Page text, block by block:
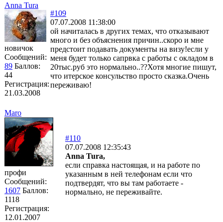
Anna Tura
новичок
Сообщений:
89 Баллов:
44
Регистрация:
21.03.2008
#109
07.07.2008 11:38:00
ой начиталась в других темах, что отказывают
много и без объяснения причин..скоро и мне
предстоит подавать документы на визу!если у
меня будет только сапрвка с работы с окладом в
20тыс.руб это нормально..??Хотя многие пишут,
что итерское консульство просто сказка.Очень
переживаю!
Maro
профи
Сообщений:
1607 Баллов:
1118
Регистрация:
12.01.2007
#110
07.07.2008 12:35:43
Anna Tura,
если справка настоящая, и на работе по
указанным в ней телефонам если что
подтвердят, что вы там работаете -
нормально, не переживайте.